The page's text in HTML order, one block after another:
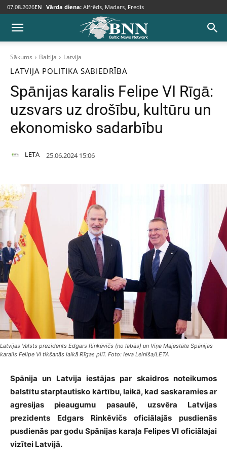
07.08.2026EN Vārda diena: Alfrēds, Madars, Fredis
Sākums Baltija Latvija
LATVIJA POLITIKA SABIEDRĪBA
Spānijas karalis Felipe VI Rīgā:
uzsvars uz drošību, kultūru un
ekonomisko sadarbību
LETA 25.06.2024 15:06
Latvijas Valsts prezidents Edgars Rinkēvičs (no labās) un Viņa Majestāte Spānijas
karalis Felipe VI tikšanās laikā Rīgas pilī. Foto: Ieva Leiniša/LETA
Spānija un Latvija iestājas par skaidros noteikumos
balstītu starptautisko kārtību, laikā, kad saskaramies ar
agresijas pieaugumu pasaulē, uzsvēra Latvijas
prezidents Edgars Rinkēvičs oficiālajās pusdienās
pusdienās par godu Spānijas karaļa Felipes VI oficiālajai
vizītei Latvijā.